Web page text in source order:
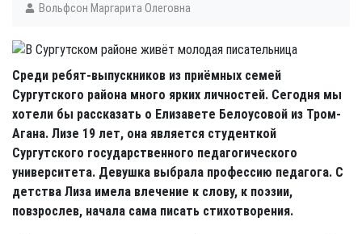
Вольфсон Маргарита Олеговна
Среди ребят-выпускников из приёмных семей
Сургутского района много ярких личностей. Сегодня мы
хотели бы рассказать о Елизавете Белоусовой из Тром-
Агана. Лизе 19 лет, она является студенткой
Сургутского государственного педагогического
университета. Девушка выбрала профессию педагога. С
детства Лиза имела влечение к слову, к поэзии,
повзрослев, начала сама писать стихотворения.